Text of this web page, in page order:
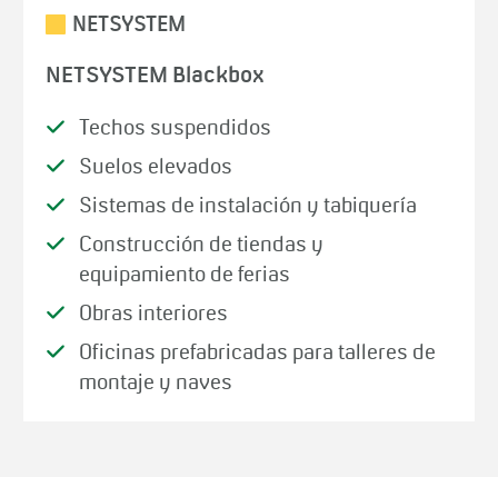
NETSYSTEM
NETSYSTEM Blackbox
Techos suspendidos
Suelos elevados
Sistemas de instalación y tabiquería
Construcción de tiendas y
equipamiento de ferias
Obras interiores
Oficinas prefabricadas para talleres de
montaje y naves